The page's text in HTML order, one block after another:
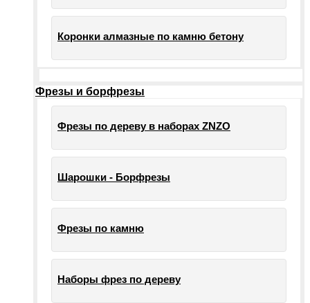
Коронки алмазные по камню бетону
Фрезы и борфрезы
Фрезы по дереву в наборах ZNZO
Шарошки - Борфрезы
Фрезы по камню
Наборы фрез по дереву